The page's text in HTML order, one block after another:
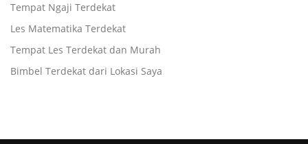
Tempat Ngaji Terdekat
Les Matematika Terdekat
Tempat Les Terdekat dan Murah
Bimbel Terdekat dari Lokasi Saya